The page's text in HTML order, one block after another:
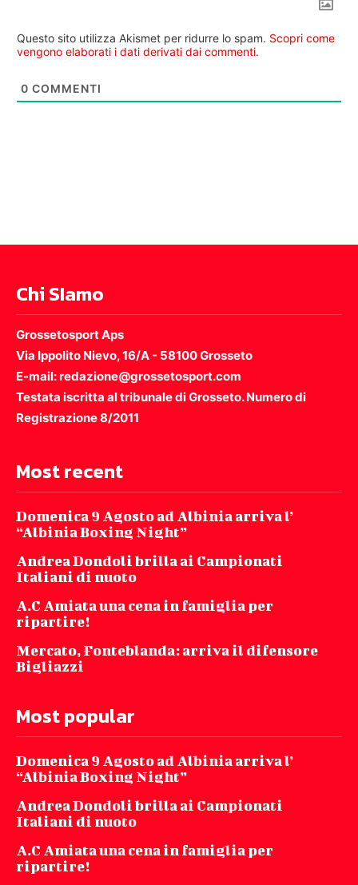
Questo sito utilizza Akismet per ridurre lo spam. Scopri come
vengono elaborati i dati derivati dai commenti.
0 COMMENTI
Chi SIamo
Grossetosport Aps
Via Ippolito Nievo, 16/A - 58100 Grosseto
E-mail: redazione@grossetosport.com
Testata iscritta al tribunale di Grosseto. Numero di
Registrazione 8/2011
Most recent
Domenica 9 Agosto ad Albinia arriva l’
“Albinia Boxing Night”
Andrea Dondoli brilla ai Campionati
Italiani di nuoto
A.C Amiata una cena in famiglia per
ripartire!
Mercato, Fonteblanda: arriva il difensore
Bigliazzi
Most popular
Domenica 9 Agosto ad Albinia arriva l’
“Albinia Boxing Night”
Andrea Dondoli brilla ai Campionati
Italiani di nuoto
A.C Amiata una cena in famiglia per
ripartire!